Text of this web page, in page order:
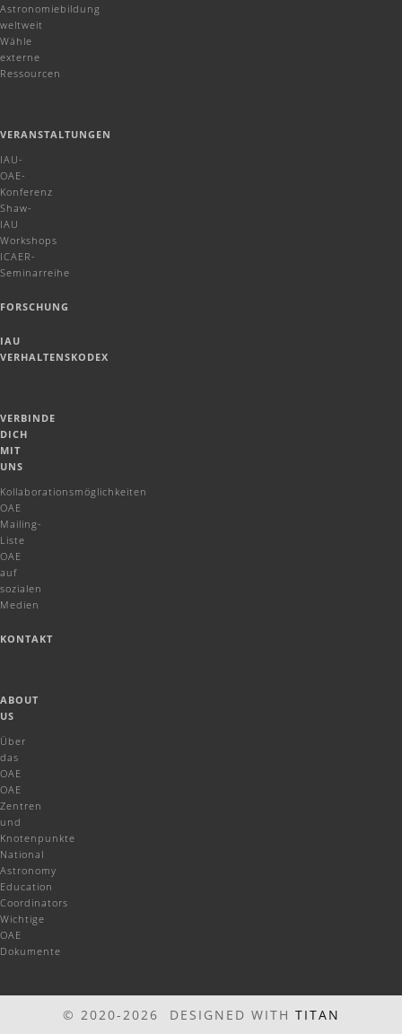
Astronomiebildung
weltweit
Wähle
externe
Ressourcen
VERANSTALTUNGEN
IAU-
OAE-
Konferenz
Shaw-
IAU
Workshops
ICAER-
Seminarreihe
FORSCHUNG
IAU
VERHALTENSKODEX
VERBINDE
DICH
MIT
UNS
Kollaborationsmöglichkeiten
OAE
Mailing-
Liste
OAE
auf
sozialen
Medien
KONTAKT
ABOUT
US
Über
das
OAE
OAE
Zentren
und
Knotenpunkte
National
Astronomy
Education
Coordinators
Wichtige
OAE
Dokumente
© 2020-2026 DESIGNED WITH TITAN